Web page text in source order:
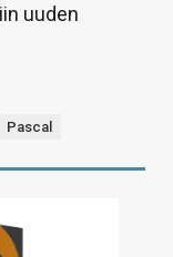
uuden
Pascal